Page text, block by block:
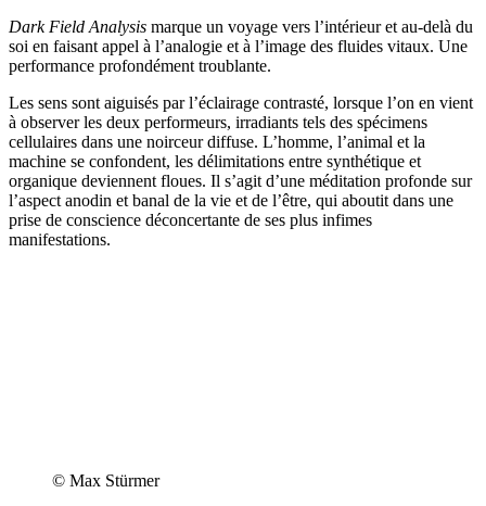
Dark Field Analysis marque un voyage vers l’intérieur et au-delà du
soi en faisant appel à l’analogie et à l’image des fluides vitaux. Une
performance profondément troublante.
Les sens sont aiguisés par l’éclairage contrasté, lorsque l’on en vient
à observer les deux performeurs, irradiants tels des spécimens
cellulaires dans une noirceur diffuse. L’homme, l’animal et la
machine se confondent, les délimitations entre synthétique et
organique deviennent floues. Il s’agit d’une méditation profonde sur
l’aspect anodin et banal de la vie et de l’être, qui aboutit dans une
prise de conscience déconcertante de ses plus infimes
manifestations.
© Max Stürmer